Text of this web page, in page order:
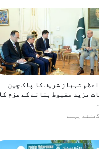
پر پابندی
شہباز شریف کا پاک چین
مزید مضبوط بنانے کے عزم کا